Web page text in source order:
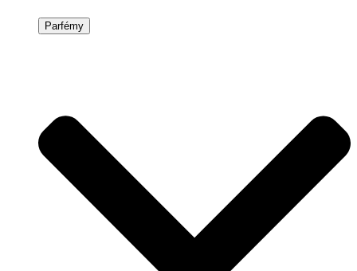
Parfémy